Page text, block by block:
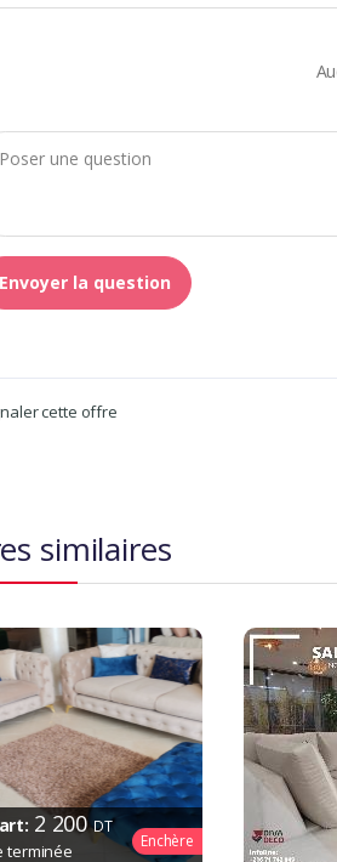
Envoyer la question
cette offre
similaires
2 200DT
terminée Enchère